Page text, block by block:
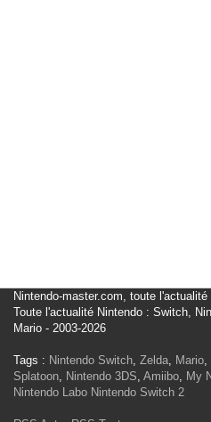
Nintendo-master.com, toute
Toute l'actualité Nintendo : Switch,
Mario - 2003-2026
Tags : Nintendo Switch, Zelda, Mario,
Splatoon, Nintendo 3DS, Amiibo, My
Nintendo Labo Nintendo Switch 2